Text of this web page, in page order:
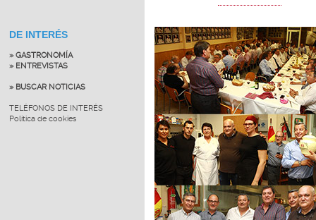
DE INTERÉS
» GASTRONOMÍA
» ENTREVISTAS
» BUSCAR NOTICIAS
TELÉFONOS DE INTERÉS
Política de cookies